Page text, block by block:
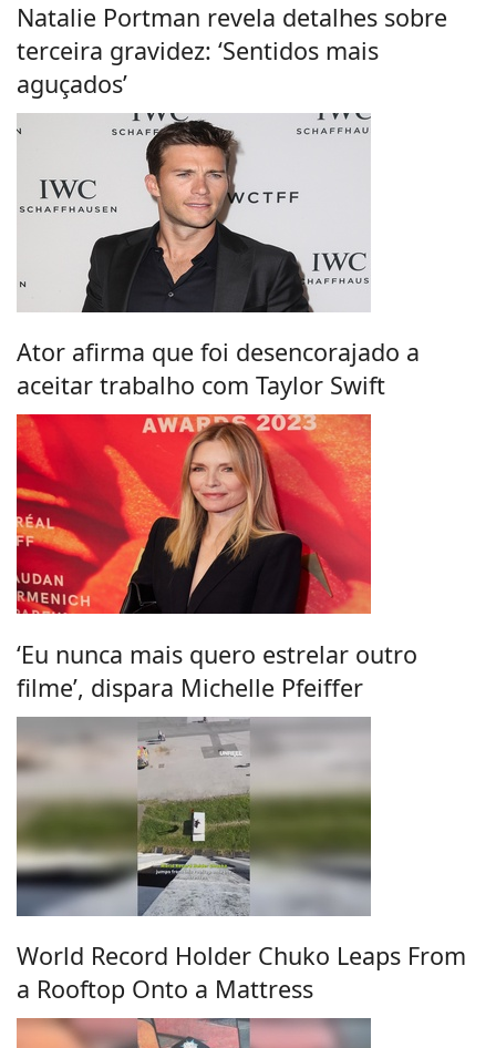
Natalie Portman revela detalhes sobre
terceira gravidez: ‘Sentidos mais
aguçados’
Ator afirma que foi desencorajado a
aceitar trabalho com Taylor Swift
‘Eu nunca mais quero estrelar outro
filme’, dispara Michelle Pfeiffer
World Record Holder Chuko Leaps From
a Rooftop Onto a Mattress